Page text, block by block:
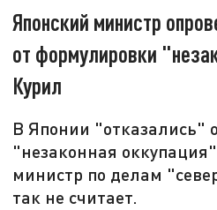
Японский министр
от формулировки
Курил
В Японии "отказались"
"незаконная
министр по делам
так не считает.